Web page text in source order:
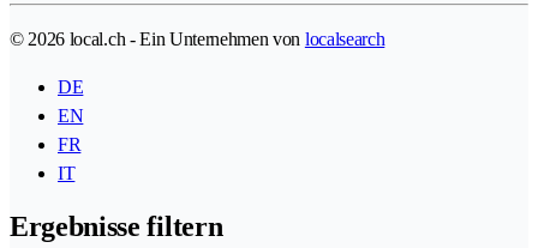
© 2026 local.ch - Ein Unternehmen von localsearch
DE
EN
FR
IT
Ergebnisse filtern